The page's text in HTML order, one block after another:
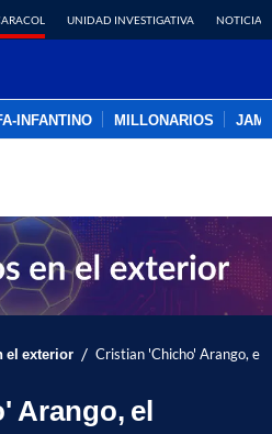
UNIDAD INVESTIGATIVA NOTICIAS
INFANTINO MILLONARIOS
el exterior / Cristian 'Chicho' Arango, el
Arango, el